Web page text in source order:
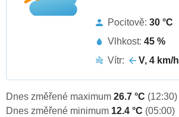
Pocitově: 30 °C
Vlhkost: 45 %
Vítr:
V, 4 km/h
Dnes změřené maximum 26.7 °C (12:30)
Dnes změřené minimum 12.4 °C (05:00)